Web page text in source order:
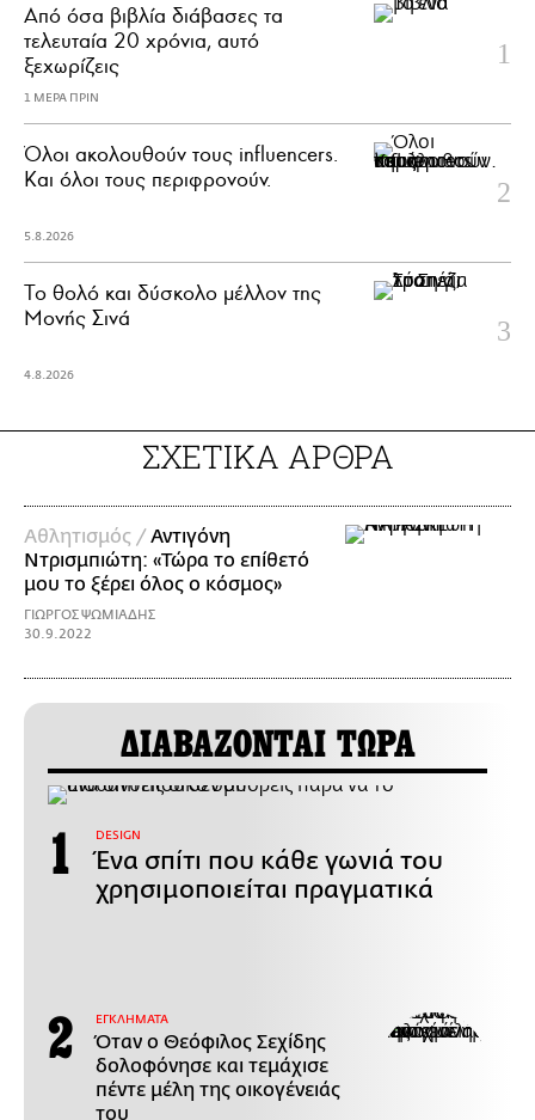
Από όσα βιβλία διάβασες τα
τελευταία 20 χρόνια, αυτό
ξεχωρίζεις
1 ΜΕΡΑ ΠΡΙΝ
Όλοι ακολουθούν τους influencers.
Και όλοι τους περιφρονούν.
5.8.2026
Το θολό και δύσκολο μέλλον της
Μονής Σινά
4.8.2026
ΣΧΕΤΙΚΑ ΑΡΘΡΑ
Αθλητισμός /Αντιγόνη
Ντρισμπιώτη: «Τώρα το επίθετό
μου το ξέρει όλος ο κόσμος»
ΓΙΩΡΓΟΣ ΨΩΜΙΑΔΗΣ
30.9.2022
ΔΙΑΒΑΖΟΝΤΑΙ ΤΩΡΑ
DESIGN
Ένα σπίτι που κάθε γωνιά του
χρησιμοποιείται πραγματικά
ΕΓΚΛΗΜΑΤΑ
Όταν ο Θεόφιλος Σεχίδης
δολοφόνησε και τεμάχισε
πέντε μέλη της οικογένειάς
του